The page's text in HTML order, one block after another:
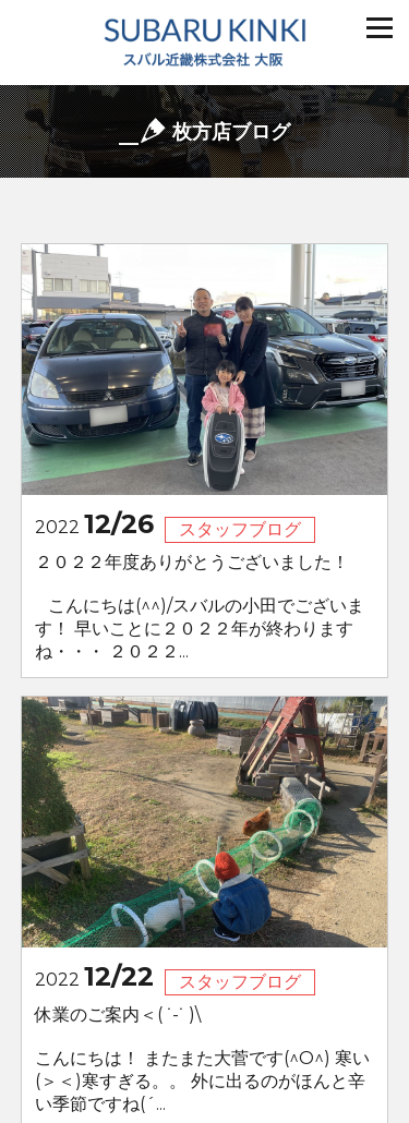
枚方店ブログ
2022 12/26
スタッフブログ
２０２２年度ありがとうございました！
こんにちは(^^)/スバルの小田でございま
す！ 早いことに２０２２年が終わります
ね・・・ ２０２２...
2022 12/22
スタッフブログ
休業のご案内＜( ˙-˙ )\
こんにちは！ またまた大菅です(^O^) 寒い
(＞＜)寒すぎる。。 外に出るのがほんと辛
い季節ですね(´...